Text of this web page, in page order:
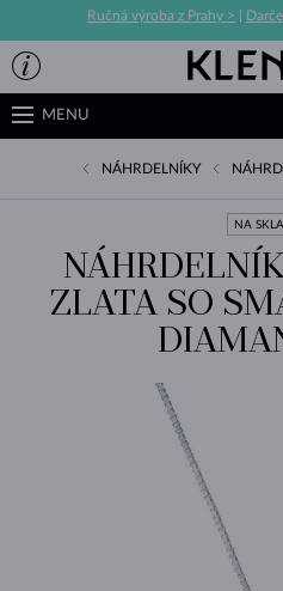
Ručná výroba z Prahy >
MENU
NÁHRDELNÍKY
NA
ZLATA SO